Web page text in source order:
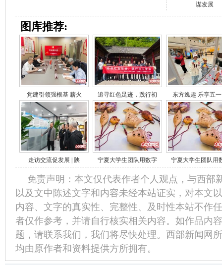
谋发展
图库推荐:
党建引领强根基 薪火 追寻红色足迹，践行初 东方逸趣 乐享五
走访交流促发展 | 陕 宁夏大学生团队用数字 宁夏大学生团队用
免责声明：本文仅代表作者个人观点，与西部
以及文中陈述文字和内容未经本站证实，对本文
内容、文字的真实性、完整性、及时性本站不作
者仅作参考，并请自行核实相关内容。如作品内
题，请联系我们，我们将尽快处理。西部新闻网
均由原作者和资料提供方所拥有。